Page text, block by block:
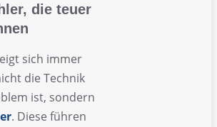
die teuer
sich immer
die Technik
ist, sondern
. Diese führen